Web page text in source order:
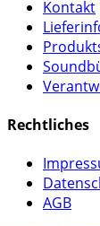
Kontakt
Rechtliches
AGB